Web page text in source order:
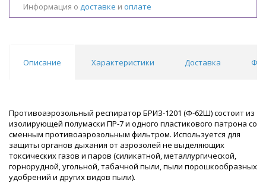
Информация о доставке и оплате
Описание Характеристики Доставка
Противоаэрозольный респиратор БРИЗ-1201 (Ф-62Ш) состоит из
изолирующей полумаски ПР-7 и одного пластикового патрона со
сменным противоаэрозольным фильтром. Используется для
защиты органов дыхания от аэрозолей не выделяющих
токсических газов и паров (силикатной, металлургической,
горнорудной, угольной, табачной пыли, пыли порошкообразных
удобрений и других видов пыли).